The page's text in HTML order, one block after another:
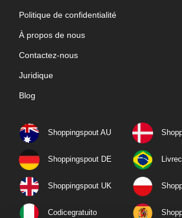
Politique de confidentialité
À propos de nous
Contactez-nous
Juridique
Blog
Shoppingspout AU
Shoppingspout DE
Shoppingspout UK
Codicegratuito